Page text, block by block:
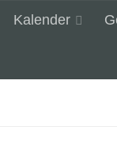
Kalender